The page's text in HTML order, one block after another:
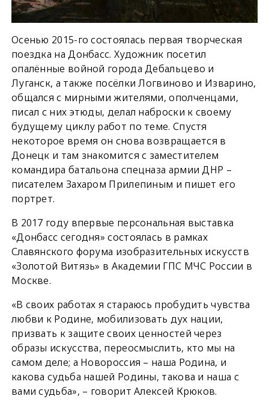
Осенью 2015-го состоялась первая творческая
поездка на Донбасс. Художник посетил
опалённые войной города Дебальцево и
Луганск, а также посёлки Логвиново и Изварино,
общался с мирными жителями, ополченцами,
писал с них этюды, делал наброски к своему
будущему циклу работ по теме. Спустя
некоторое время он снова возвращается в
Донецк и там знакомится с заместителем
командира батальона спецназа армии ДНР –
писателем Захаром Прилепиным и пишет его
портрет.
В 2017 году впервые персональная выставка
«Донбасс сегодня» состоялась в рамках
Славянского форума изобразительных искусств
«Золотой Витязь» в Академии ГПС МЧС России в
Москве.
«В своих работах я стараюсь пробудить чувства
любви к Родине, мобилизовать дух нации,
призвать к защите своих ценностей через
образы искусства, переосмыслить, кто мы на
самом деле; а Новороссия – наша Родина, и
какова судьба нашей Родины, такова и наша с
вами судьба», – говорит Алексей Крюков.